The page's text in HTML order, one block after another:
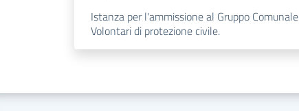
Istanza per l'ammissione al Gruppo Comunale
Volontari di protezione civile.